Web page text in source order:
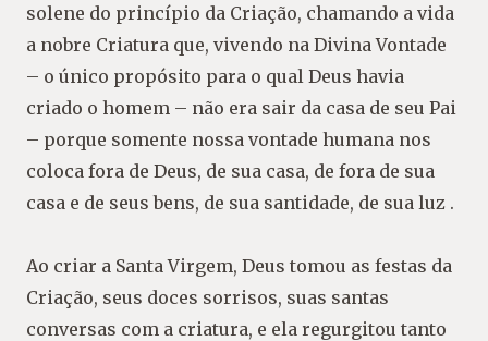
solene do princípio da Criação, chamando a vida
a nobre Criatura que, vivendo na Divina Vontade
– o único propósito para o qual Deus havia
criado o homem – não era sair da casa de seu Pai
– porque somente nossa vontade humana nos
coloca fora de Deus, de sua casa, de fora de sua
casa e de seus bens, de sua santidade, de sua luz .
Ao criar a Santa Virgem, Deus tomou as festas da
Criação, seus doces sorrisos, suas santas
conversas com a criatura, e ela regurgitou tanto